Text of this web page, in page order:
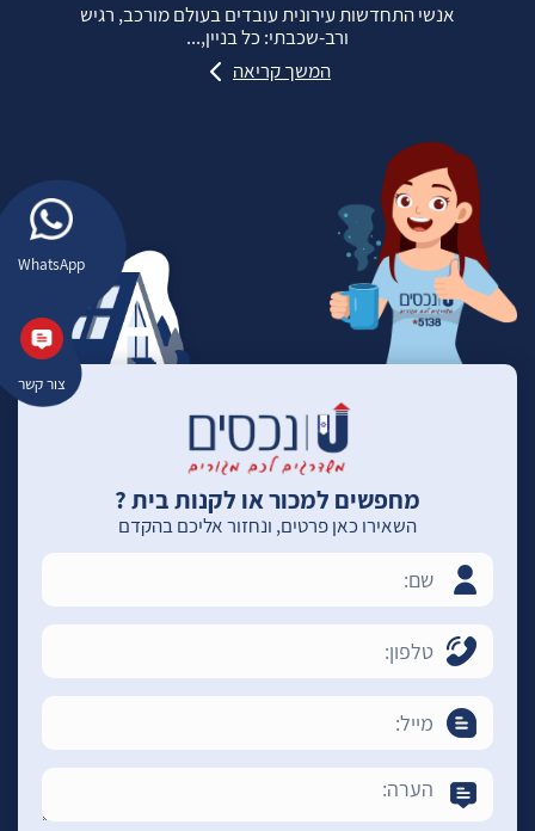
WhatsApp
צור קשר
אנשי התחדשות עירונית עובדים בעולם מורכב, רגיש
ורב‑שכבתי: כל בניין,...
המשך קריאה
מחפשים למכור או לקנות בית ?
השאירו כאן פרטים, ונחזור אליכם בהקדם